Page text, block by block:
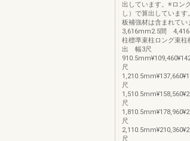
出しています。※ロン
し）で算出していま
板補強材は含まれて
3,616mm2.5間
柱標準束柱ロング束柱
出 幅3尺
尺
尺
尺
尺
尺